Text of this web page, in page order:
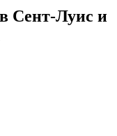
Сент-Луис и